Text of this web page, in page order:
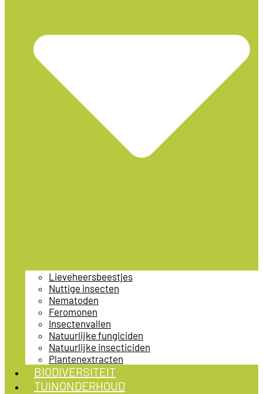
Lieveheersbeestjes
Nuttige insecten
Nematoden
Feromonen
Insectenvallen
Natuurlijke fungiciden
Natuurlijke insecticiden
Plantenextracten
BIODIVERSITEIT
TUINONDERHOUD